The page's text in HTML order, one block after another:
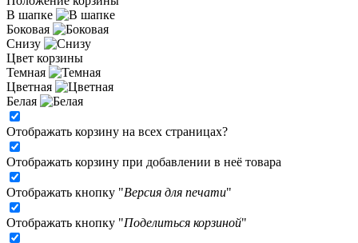
В шапке
Боковая
Снизу
Цвет корзины
Темная
Цветная
Белая
Отображать корзину на всех страницах?
Отображать корзину при добавлении в неё товара
Отображать кнопку "Версия для печати"
Отображать кнопку "Поделиться корзиной"